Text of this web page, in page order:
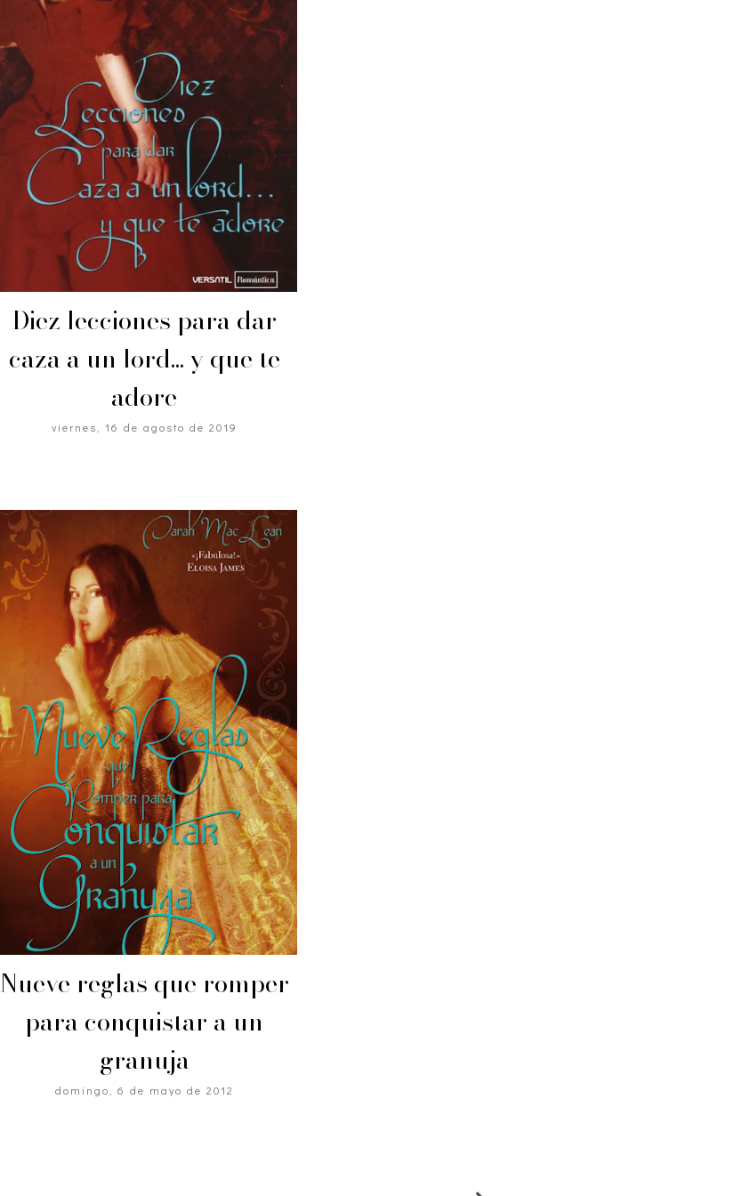
Diez lecciones para dar
caza a un lord... y que te
adore
viernes, 16 de agosto de 2019
Nueve reglas que romper
para conquistar a un
granuja
domingo, 6 de mayo de 2012